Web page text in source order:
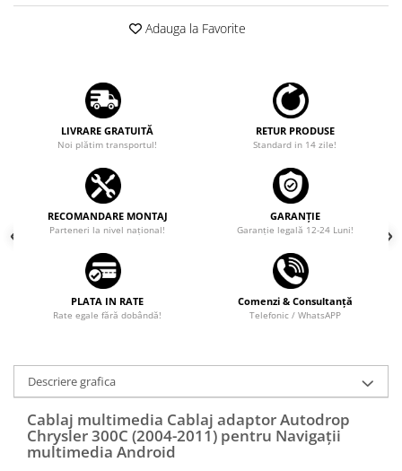
Adauga la Favorite
LIVRARE GRATUITĂ
Noi plătim transportul!
RETUR PRODUSE
Standard in 14 zile!
RECOMANDARE MONTAJ
Parteneri la nivel național!
GARANȚIE
Garanţie legală 12-24 Luni!
PLATA IN RATE
Rate egale fără dobândă!
Comenzi & Consultanță
Telefonic / WhatsAPP
Descriere grafica
Cablaj multimedia Cablaj adaptor Autodrop
Chrysler 300C (2004-2011) pentru Navigații
multimedia Android